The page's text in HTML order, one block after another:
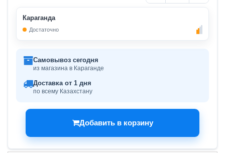
Караганда
Достаточно
Самовывоз сегодня
из магазина в Караганде
Доставка от 1 дня
по всему Казахстану
Добавить в корзину